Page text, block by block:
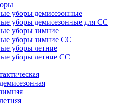
уборы демисезонные
уборы демисезонные для СС
уборы зимние
уборы зимние СС
уборы летние
уборы летние СС